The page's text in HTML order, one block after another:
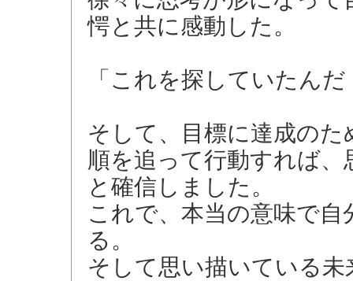
愕と共に感動した。
「これを探していたんだ
そして、目標に達成の
順を追って行動すれば
と確信しました。
これで、本当の意味で
る。
そして思い描いている